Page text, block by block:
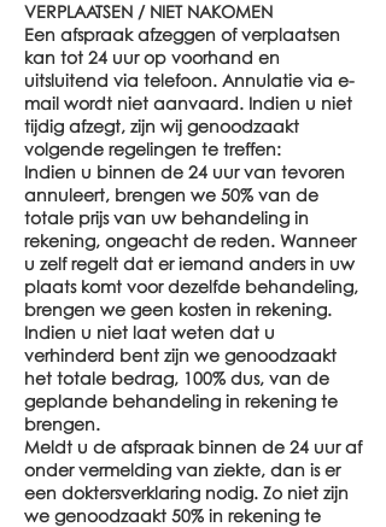
VERPLAATSEN / NIET NAKOMEN
Een afspraak afzeggen of verplaatsen
kan tot 24 uur op voorhand en
uitsluitend via telefoon. Annulatie via e-
mail wordt niet aanvaard. Indien u niet
tijdig afzegt, zijn wij genoodzaakt
volgende regelingen te treffen:
Indien u binnen de 24 uur van tevoren
annuleert, brengen we 50% van de
totale prijs van uw behandeling in
rekening, ongeacht de reden. Wanneer
u zelf regelt dat er iemand anders in uw
plaats komt voor dezelfde behandeling,
brengen we geen kosten in rekening.
Indien u niet laat weten dat u
verhinderd bent zijn we genoodzaakt
het totale bedrag, 100% dus, van de
geplande behandeling in rekening te
brengen.
Meldt u de afspraak binnen de 24 uur af
onder vermelding van ziekte, dan is er
een doktersverklaring nodig. Zo niet zijn
we genoodzaakt 50% in rekening te